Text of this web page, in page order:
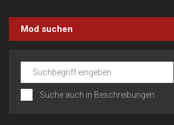
Mod suchen
Suche auch in Beschreibungen